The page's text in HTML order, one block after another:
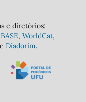
e diretórios:
BASE, WorldCat,
e Diadorim.